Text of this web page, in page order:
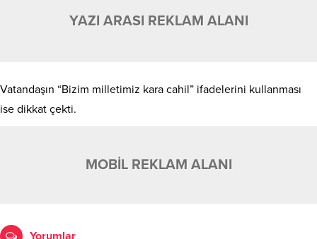
YAZI ARASI REKLAM ALANI
Vatandaşın “Bizim milletimiz kara cahil” ifadelerini kullanması
ise dikkat çekti.
MOBİL REKLAM ALANI